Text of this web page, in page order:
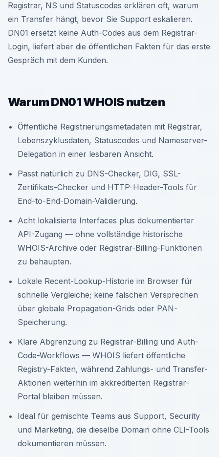
Registrar, NS und Statuscodes erklären oft, warum
ein Transfer hängt, bevor Sie Support eskalieren.
DN01 ersetzt keine Auth-Codes aus dem Registrar-
Login, liefert aber die öffentlichen Fakten für das erste
Gespräch mit dem Kunden.
Warum DN01 WHOIS nutzen
Öffentliche Registrierungsmetadaten mit Registrar,
Lebenszyklusdaten, Statuscodes und Nameserver-
Delegation in einer lesbaren Ansicht.
Passt natürlich zu DNS-Checker, DIG, SSL-
Zertifikats-Checker und HTTP-Header-Tools für
End-to-End-Domain-Validierung.
Acht lokalisierte Interfaces plus dokumentierter
API-Zugang — ohne vollständige historische
WHOIS-Archive oder Registrar-Billing-Funktionen
zu behaupten.
Lokale Recent-Lookup-Historie im Browser für
schnelle Vergleiche; keine falschen Versprechen
über globale Propagation-Grids oder PAN-
Speicherung.
Klare Abgrenzung zu Registrar-Billing und Auth-
Code-Workflows — WHOIS liefert öffentliche
Registry-Fakten, während Zahlungs- und Transfer-
Aktionen weiterhin im akkreditierten Registrar-
Portal bleiben müssen.
Ideal für gemischte Teams aus Support, Security
und Marketing, die dieselbe Domain ohne CLI-Tools
dokumentieren müssen.